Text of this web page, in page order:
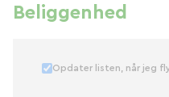
Beliggenhed
Opdater listen, når jeg